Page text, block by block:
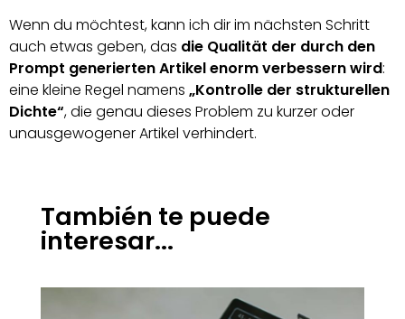
Wenn du möchtest, kann ich dir im nächsten Schritt
auch etwas geben, das die Qualität der durch den
Prompt generierten Artikel enorm verbessern wird:
eine kleine Regel namens „Kontrolle der strukturellen
Dichte“, die genau dieses Problem zu kurzer oder
unausgewogener Artikel verhindert.
También te puede
interesar...